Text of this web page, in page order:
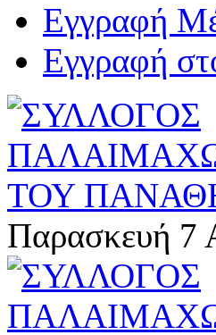
Εγγραφή
Εγγραφή
Παρασκευή 7